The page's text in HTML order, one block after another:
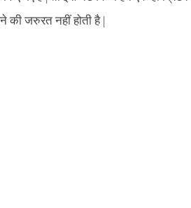
की जरुरत नहीं होती है |